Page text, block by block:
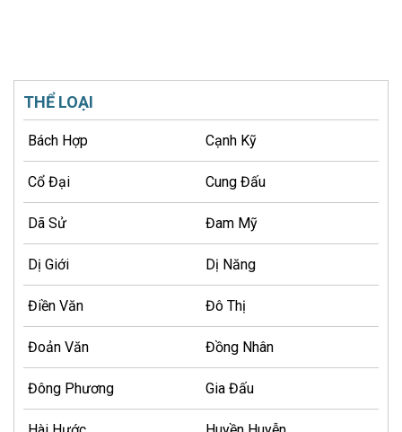
THỂ LOẠI
Bách Hợp Cạnh Kỹ
Cổ Đại Cung Đấu
Dã Sử Đam Mỹ
Dị Giới Dị Năng
Điền Văn Đô Thị
Đoản Văn Đồng Nhân
Đông Phương Gia Đấu